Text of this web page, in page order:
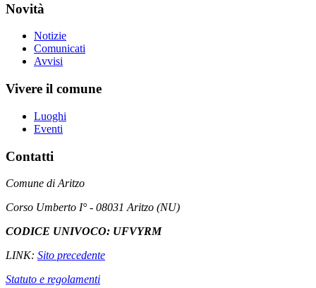
Novità
Notizie
Comunicati
Avvisi
Vivere il comune
Luoghi
Eventi
Contatti
Comune di Aritzo
Corso Umberto I° - 08031 Aritzo (NU)
CODICE UNIVOCO: UFVYRM
LINK: Sito precedente
Statuto e regolamenti